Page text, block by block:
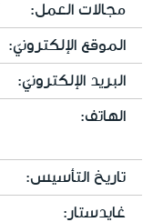
مجالات العمل:
الموقع الإلكترونيّ:
البريد الإلكترونيّ:
الهاتف:
تاريخ التأسيس:
غايدستار: